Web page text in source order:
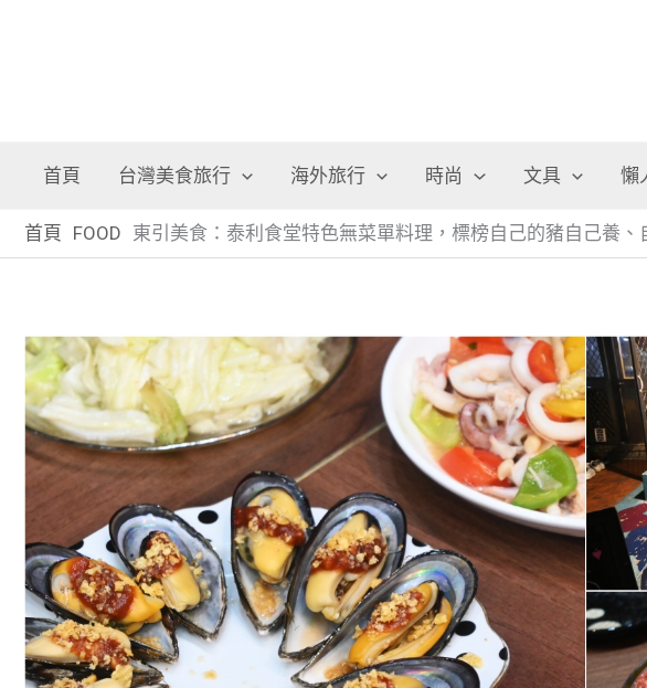
首頁 台灣美食旅行 海外旅行 時尚 文具 懶
首頁 FOOD 東引美食：泰利食堂特色無菜單料理，標榜自己的豬自己養、